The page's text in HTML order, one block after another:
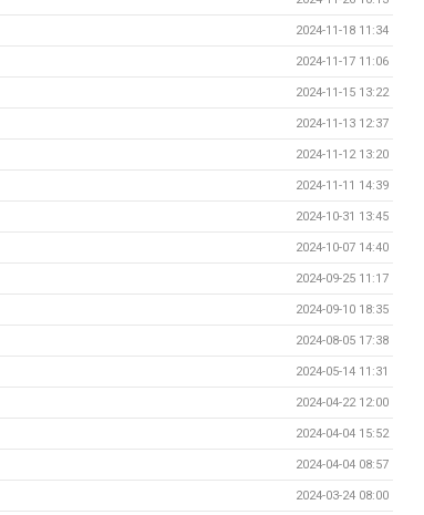
2024-11-18 11:34
2024-11-17 11:06
2024-11-15 13:22
2024-11-13 12:37
2024-11-12 13:20
2024-11-11 14:39
2024-10-31 13:45
2024-10-07 14:40
2024-09-25 11:17
2024-09-10 18:35
2024-08-05 17:38
2024-05-14 11:31
2024-04-22 12:00
2024-04-04 15:52
2024-04-04 08:57
2024-03-24 08:00